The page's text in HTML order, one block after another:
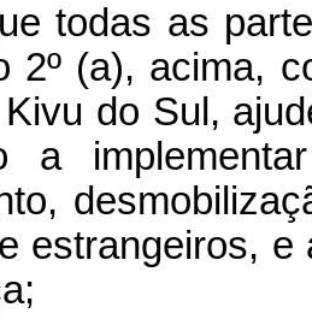
todas as
2º (a), acima,
do Sul,
a
estrangeiros,